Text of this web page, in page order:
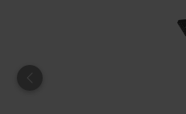
Föregående